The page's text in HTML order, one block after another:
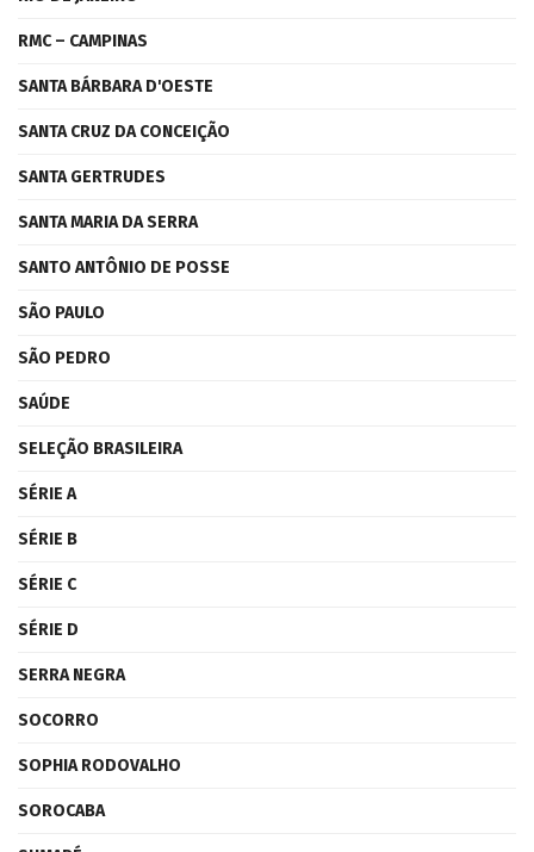
RMC – CAMPINAS
SANTA BÁRBARA D'OESTE
SANTA CRUZ DA CONCEIÇÃO
SANTA GERTRUDES
SANTA MARIA DA SERRA
SANTO ANTÔNIO DE POSSE
SÃO PAULO
SÃO PEDRO
SAÚDE
SELEÇÃO BRASILEIRA
SÉRIE A
SÉRIE B
SÉRIE C
SÉRIE D
SERRA NEGRA
SOCORRO
SOPHIA RODOVALHO
SOROCABA